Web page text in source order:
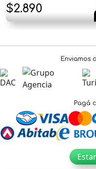
$2.890
Pagá
Agregá un